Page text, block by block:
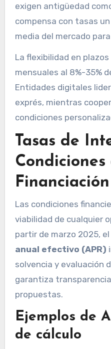
exigen antigüedad
compensa con tasas
media del mercado
La flexibilidad en
mensuales al 8%-35%
Entidades digitales
exprés, mientras
condiciones
Tasas de
Condiciones
Financiación
Las condiciones
viabilidad de cualquier
partir de marzo 2025,
anual efectivo (APR)
solvencia y evaluación
garantiza
propuestas.
Ejemplos de
de cálculo